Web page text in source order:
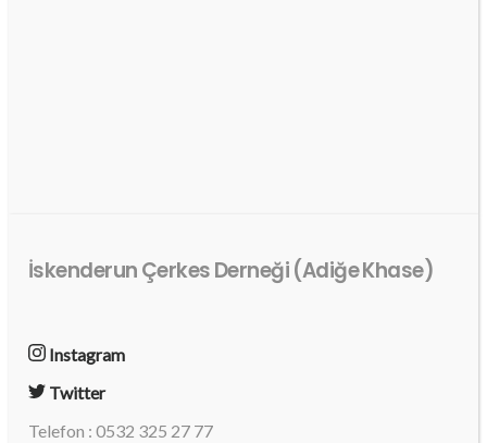
İskenderun Çerkes Derneği (Adiğe Khase)
Instagram
Twitter
Telefon : 0532 325 27 77